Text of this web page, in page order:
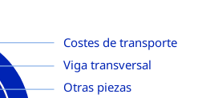
Costes de transporte
Viga transversal
Otras piezas